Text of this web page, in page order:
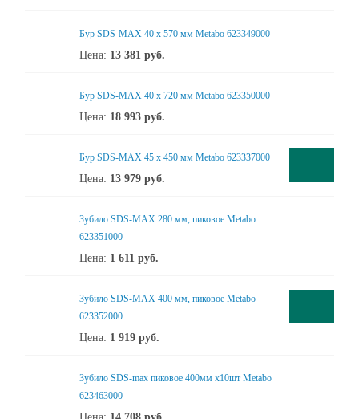
Бур SDS-MAX 40 x 570 мм Metabo 623349000
Цена: 13 381 руб.
Бур SDS-MAX 40 x 720 мм Metabo 623350000
Цена: 18 993 руб.
Бур SDS-MAX 45 x 450 мм Metabo 623337000
Цена: 13 979 руб.
Зубило SDS-MAX 280 мм, пиковое Metabo
623351000
Цена: 1 611 руб.
Зубило SDS-MAX 400 мм, пиковое Metabo
623352000
Цена: 1 919 руб.
Зубило SDS-max пиковое 400мм х10шт Metabo
623463000